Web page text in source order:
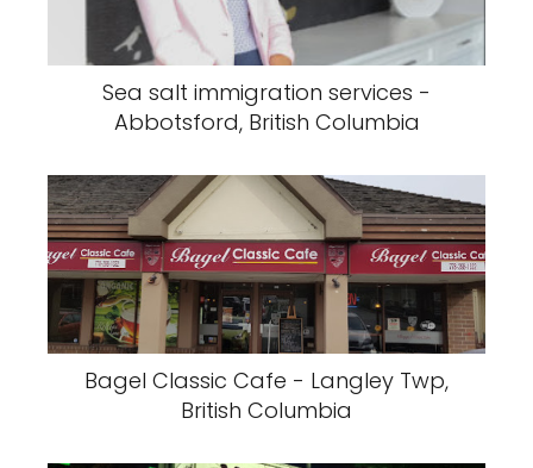
Sea salt immigration services -
Abbotsford, British Columbia
Bagel Classic Cafe - Langley Twp,
British Columbia